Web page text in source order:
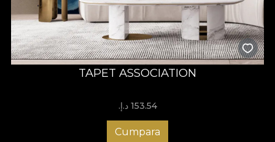
TAPET ASSOCIATION
153.54 د.إ.‏
Cumpara